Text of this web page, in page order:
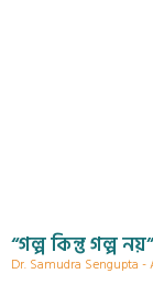
“গল্প কিন্তু গল্প নয়”
Dr. Samudra Sengupta